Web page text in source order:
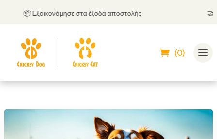
📦 Εξοικονόμησε στα έξοδα αποστολής
(0)